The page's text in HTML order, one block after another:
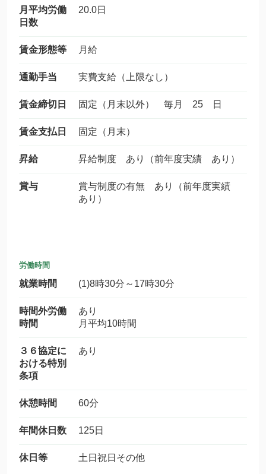
月平均労働
日数
20.0日
賃金形態等 月給
通勤手当 実費支給（上限なし）
賃金締切日 固定（月末以外） 毎月 25 日
賃金支払日 固定（月末）
昇給 昇給制度 あり（前年度実績 あり）
賞与
賞与制度の有無 あり（前年度実績
あり）
労働時間
就業時間 (1)8時30分～17時30分
時間外労働
時間
あり
月平均10時間
３６協定に
おける特別
条項
あり
休憩時間 60分
年間休日数 125日
休日等 土日祝日その他